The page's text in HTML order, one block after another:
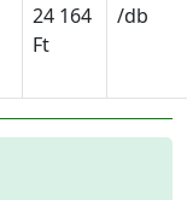
24 164
Ft
/db